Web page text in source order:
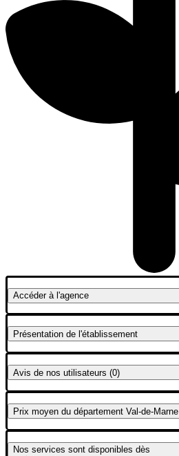
Accéderà l'agence
Présentation de l'établissement
Avis de nos utilisateurs (0)
Prix moyen du département Val-de-Marne
Nos services sont disponibles dès